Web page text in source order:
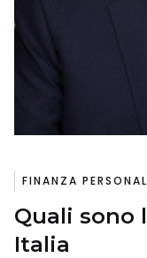
FINANZA
Quali sono
Italia